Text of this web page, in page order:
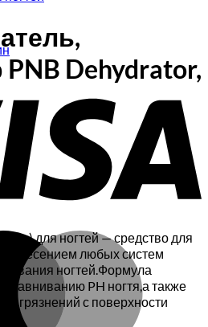
Dehydrator,
для ногтей — средство для
нанесением любых систем
ногтей.Формула
PH ногтя,а также
загрязнений с поверхности